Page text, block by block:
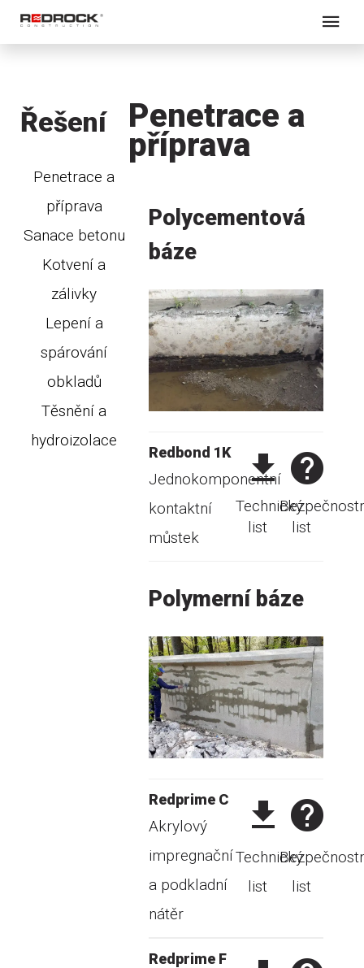
Řešení
Penetrace a
příprava
Sanace betonu
Kotvení a
zálivky
Lepení a
spárování
obkladů
Těsnění a
hydroizolace
Penetrace a
příprava
Polycementová
báze
Redbond 1K
Jednokomponentní
kontaktní
můstek
Technický
list
list
Polymerní báze
Redprime C
Akrylový
impregnační
a podkladní
nátěr
Technický
list
list
Redprime F